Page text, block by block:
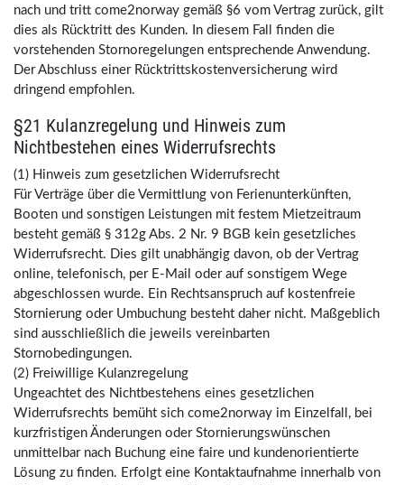
nach und tritt come2norway gemäß §6 vom Vertrag zurück, gilt
dies als Rücktritt des Kunden. In diesem Fall finden die
vorstehenden Stornoregelungen entsprechende Anwendung.
Der Abschluss einer Rücktrittskostenversicherung wird
dringend empfohlen.
§21 Kulanzregelung und Hinweis zum
Nichtbestehen eines Widerrufsrechts
(1) Hinweis zum gesetzlichen Widerrufsrecht
Für Verträge über die Vermittlung von Ferienunterkünften,
Booten und sonstigen Leistungen mit festem Mietzeitraum
besteht gemäß § 312g Abs. 2 Nr. 9 BGB kein gesetzliches
Widerrufsrecht. Dies gilt unabhängig davon, ob der Vertrag
online, telefonisch, per E-Mail oder auf sonstigem Wege
abgeschlossen wurde. Ein Rechtsanspruch auf kostenfreie
Stornierung oder Umbuchung besteht daher nicht. Maßgeblich
sind ausschließlich die jeweils vereinbarten
Stornobedingungen.
(2) Freiwillige Kulanzregelung
Ungeachtet des Nichtbestehens eines gesetzlichen
Widerrufsrechts bemüht sich come2norway im Einzelfall, bei
kurzfristigen Änderungen oder Stornierungswünschen
unmittelbar nach Buchung eine faire und kundenorientierte
Lösung zu finden. Erfolgt eine Kontaktaufnahme innerhalb von